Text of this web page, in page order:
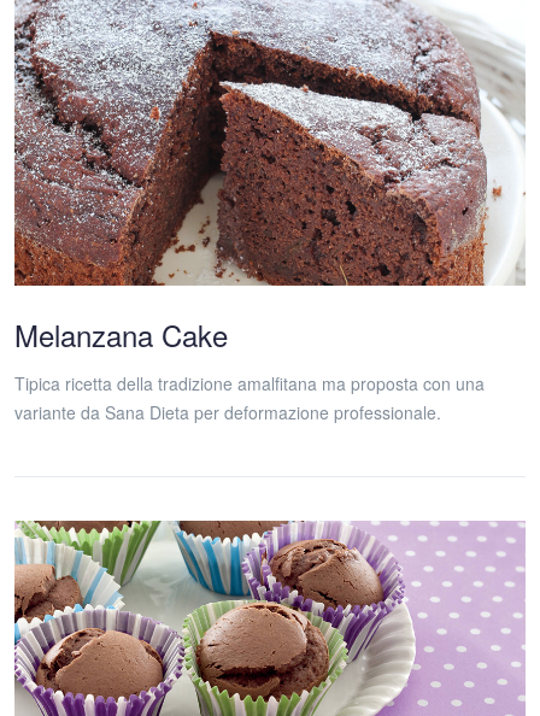
Melanzana Cake
Tipica ricetta della tradizione amalfitana ma proposta con una
variante da Sana Dieta per deformazione professionale.